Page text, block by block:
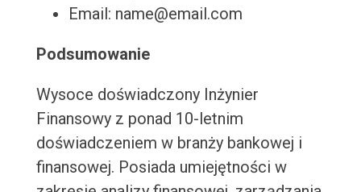
Email: name@email.com
Podsumowanie
Wysoce doświadczony Inżynier
Finansowy z ponad 10-letnim
doświadczeniem w branży bankowej i
finansowej. Posiada umiejętności w